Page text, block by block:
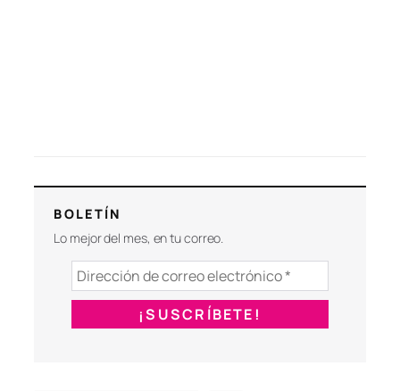
BOLETÍN
Lo mejor del mes, en tu correo.